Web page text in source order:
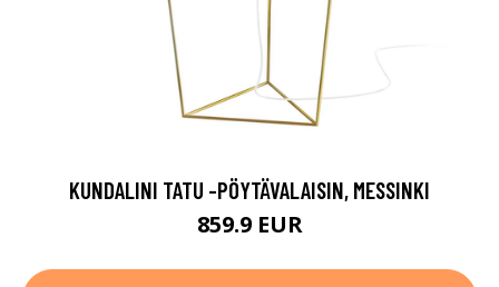
KUNDALINI TATU -PÖYTÄVALAISIN, MESSINKI
859.9 EUR